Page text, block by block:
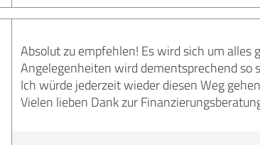
Absolut zu empfehlen! Es wird sich um
Angelegenheiten wird dementsprechend so
Ich würde jederzeit wieder diesen Weg
Vielen lieben Dank zur